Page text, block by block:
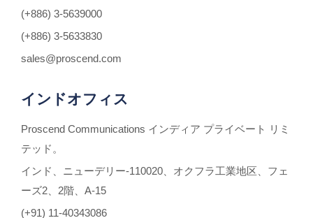
(+886) 3-5639000
(+886) 3-5633830
sales@proscend.com
インドオフィス
Proscend Communications インディア プライベート リミ
テッド。
インド、ニューデリー-110020、オクフラ工業地区、フェ
ーズ2、2階、A-15
(+91) 11-40343086